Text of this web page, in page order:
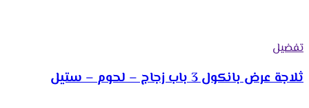
تفضيل
ثلاجة عرض بانكول 3 باب زجاج – لحوم – ستيل